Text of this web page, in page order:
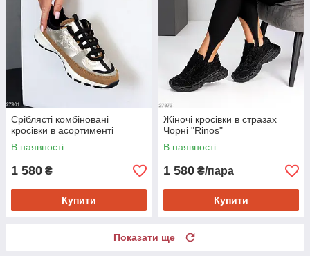
Сріблясті комбіновані
кросівки в асортименті
В наявності
1 580 ₴
Купити
Жіночі кросівки в стразах
Чорні "Rinos"
В наявності
1 580 ₴/пара
Купити
Показати ще